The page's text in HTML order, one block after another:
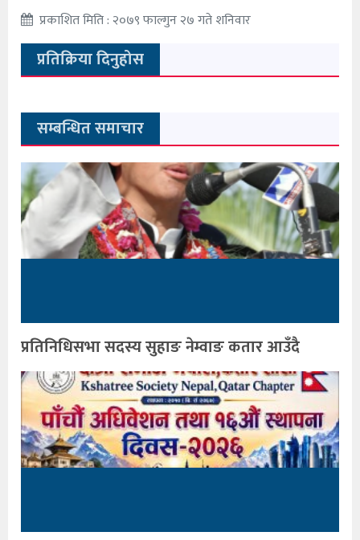
प्रकाशित मिति : २०७९ फाल्गुन २७ गते शनिवार
प्रतिक्रिया दिनुहोस
सम्बन्धित समाचार
प्रतिनिधिसभा सदस्य सुहाङ नेम्वाङ कतार आउँदै